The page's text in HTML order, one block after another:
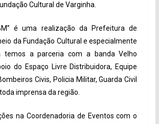
Cultural de Varginha.
é uma realização da Prefeitura de
da Fundação Cultural e especialmente
temos a parceria com a banda Velho
do Espaço Livre Distribuidora, Equipe
Civis, Policia Militar, Guarda Civil
imprensa da região.
na Coordenadoria de Eventos com o